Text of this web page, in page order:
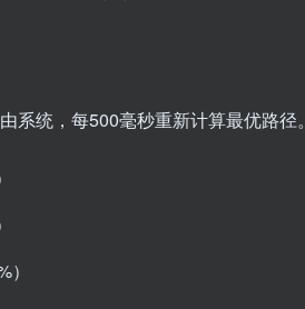
系统，每500毫秒重新计算最优路径